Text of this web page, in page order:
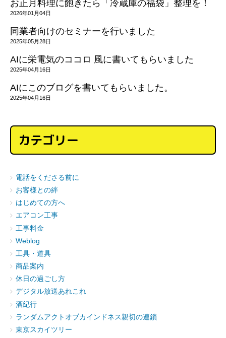
お正月料理に飽きたら「冷蔵庫の福袋」整理を！
2026年01月04日
同業者向けのセミナーを行いました
2025年05月28日
AIに栄電気のココロ 風に書いてもらいました
2025年04月16日
AIにこのブログを書いてもらいました。
2025年04月16日
カテゴリー
電話をくださる前に
お客様との絆
はじめての方へ
エアコン工事
工事料金
Weblog
工具・道具
商品案内
休日の過ごし方
デジタル放送あれこれ
酒紀行
ランダムアクトオブカインドネス親切の連鎖
東京スカイツリー